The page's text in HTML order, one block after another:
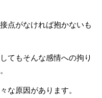
点がなければ抱かないも
てもそんな感情への拘り
な原因があります。